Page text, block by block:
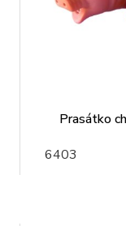
Prasátko
6403